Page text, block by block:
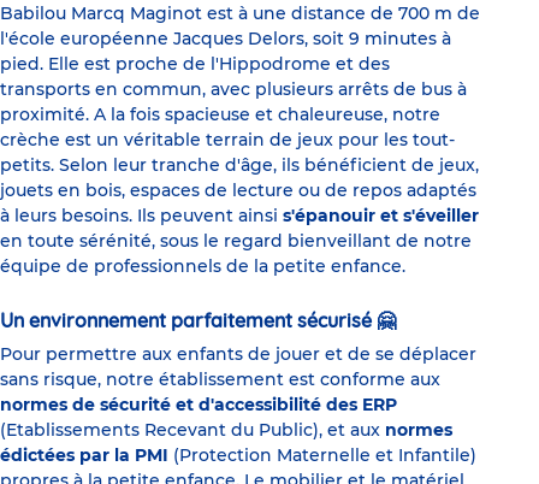
Babilou Marcq Maginot est à une distance de 700 m de
l'école européenne Jacques Delors, soit 9 minutes à
pied. Elle est proche de l'Hippodrome et des
transports en commun, avec plusieurs arrêts de bus à
proximité. A la fois spacieuse et chaleureuse, notre
crèche est un véritable terrain de jeux pour les tout-
petits. Selon leur tranche d'âge, ils bénéficient de jeux,
jouets en bois, espaces de lecture ou de repos adaptés
à leurs besoins. Ils peuvent ainsi s'épanouir et s'éveiller
en toute sérénité, sous le regard bienveillant de notre
équipe de professionnels de la petite enfance.
Un environnement parfaitement sécurisé 🤗
Pour permettre aux enfants de jouer et de se déplacer
sans risque, notre établissement est conforme aux
normes de sécurité et d'accessibilité des ERP
(Etablissements Recevant du Public), et aux normes
édictées par la PMI (Protection Maternelle et Infantile)